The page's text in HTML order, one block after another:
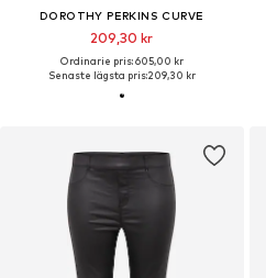
DOROTHY PERKINS CURVE
209,30 kr
Ordinarie pris: 605,00 kr
Senaste lägsta pris:209,30 kr